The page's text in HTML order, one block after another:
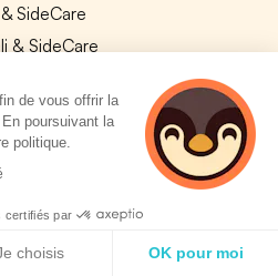
SideCare
& SideCare
SideCare
de paie connectés
de vous offrir la
poursuivant la
politique.
certifiés par
choisis OK pour moi
2 personnes
consultent
actuellement cette